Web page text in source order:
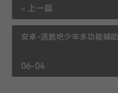
« 上一篇
安卓-逃跑吧少年多功能辅助
06-04